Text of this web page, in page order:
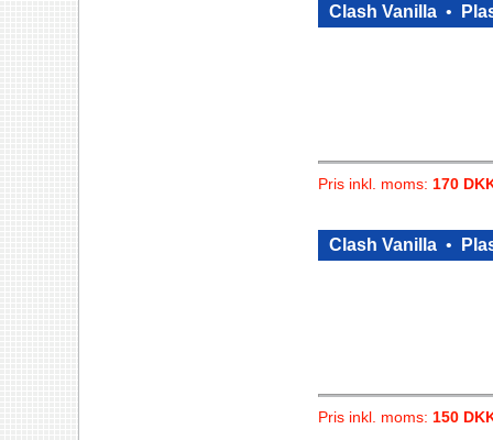
Clash Vanilla •
Pris inkl. moms: 170
Clash Vanilla •
Pris inkl. moms: 150